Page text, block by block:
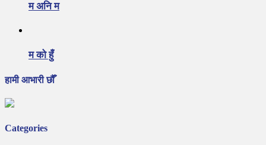
म अनि म
म को हुँ
हामी आभारी छौँ
Categories